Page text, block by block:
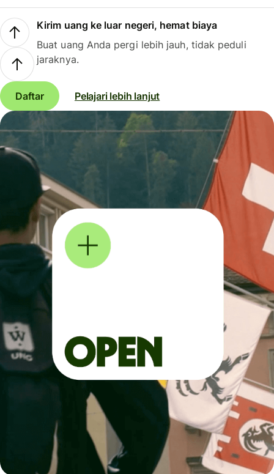
Kirim uang ke luar negeri, hemat biaya
Buat uang Anda pergi lebih jauh, tidak peduli
jaraknya.
Daftar Pelajari lebih lanjut